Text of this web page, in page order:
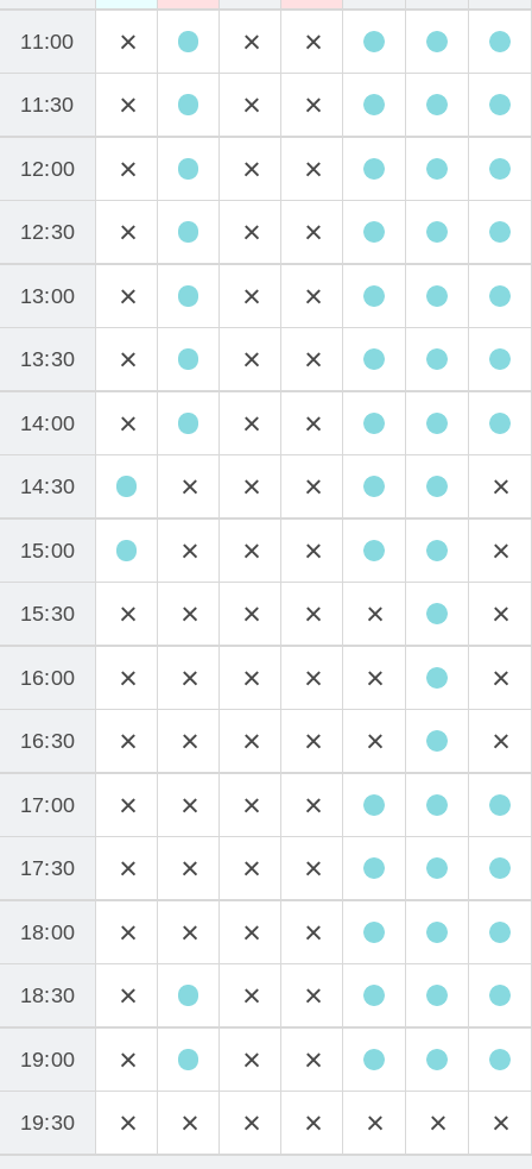
11:00
11:30
12:00
12:30
13:00
13:30
14:00
14:30
15:00
15:30
16:00
16:30
17:00
17:30
18:00
18:30
19:00
19:30